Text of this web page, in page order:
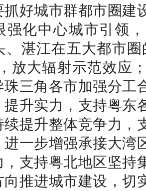
抓好城市群都市圈建
强化中心城市引领
、湛江在五大都市
放大辐射示范效应
珠三角各市加强分工
提升实力，支持粤东
续提升整体竞争力，
进一步增强承接大湾
，支持粤北地区坚持
向推进城市建设，切